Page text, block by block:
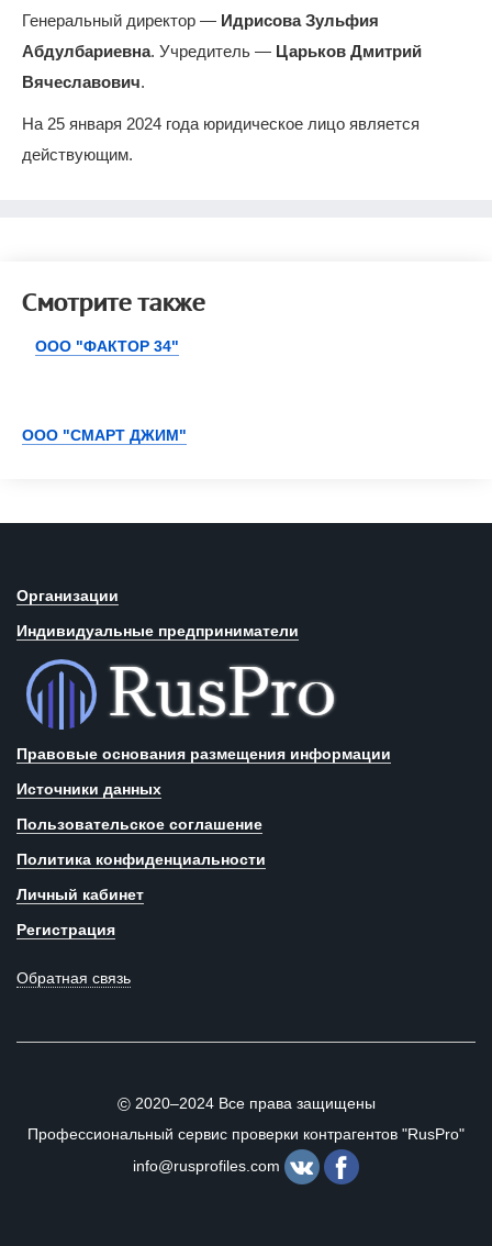
Генеральный директор — Идрисова Зульфия
Абдулбариевна. Учредитель — Царьков Дмитрий
Вячеславович.
На 25 января 2024 года юридическое лицо является
действующим.
Смотрите также
ООО "ФАКТОР 34"
ООО "СМАРТ ДЖИМ"
Организации
Индивидуальные предприниматели
Правовые основания размещения информации
Источники данных
Пользовательское соглашение
Политика конфиденциальности
Личный кабинет
Регистрация
Обратная связь
©2020–2024 Все права защищены
Профессиональный сервис проверки контрагентов "RusPro"
info@rusprofiles.com